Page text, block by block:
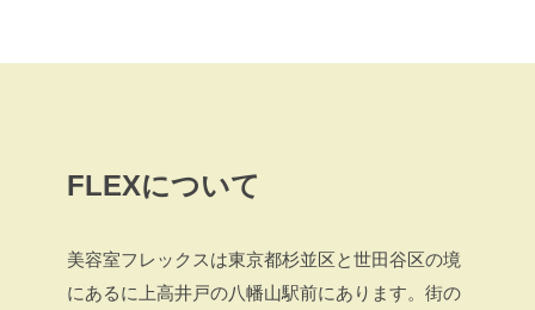
FLEXについて
美容室フレックスは東京都杉並区と世田谷区の境
にあるに上高井戸の八幡山駅前にあります。街の